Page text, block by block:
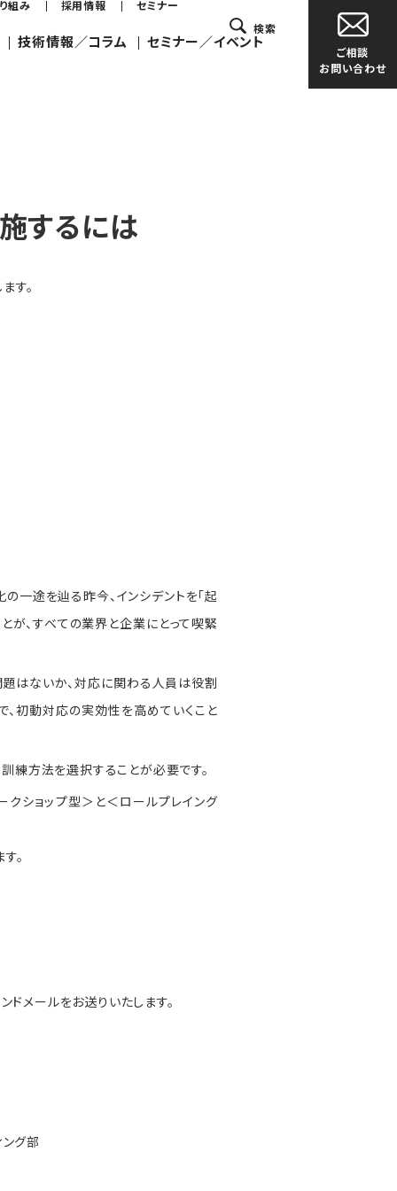
組み 採用情報 セミナー
技術情報／コラム セミナー／イベント
検索
ご相談
お問い合わせ
するには
す。
一途を辿る昨今、インシデントを「起
が、すべての業界と企業にとって喫緊
はないか、対応に関わる人員は役割
初動対応の実効性を高めていくこと
方法を選択することが必要です。
クショップ型＞と＜ロールプレイング
。
メールをお送りいたします。
グ部